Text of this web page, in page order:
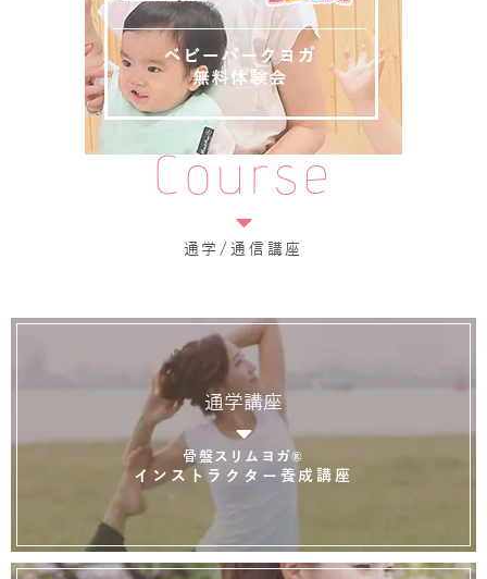
Course
通学/通信講座
通学講座
骨盤スリムヨガ®
インストラクター養成講座